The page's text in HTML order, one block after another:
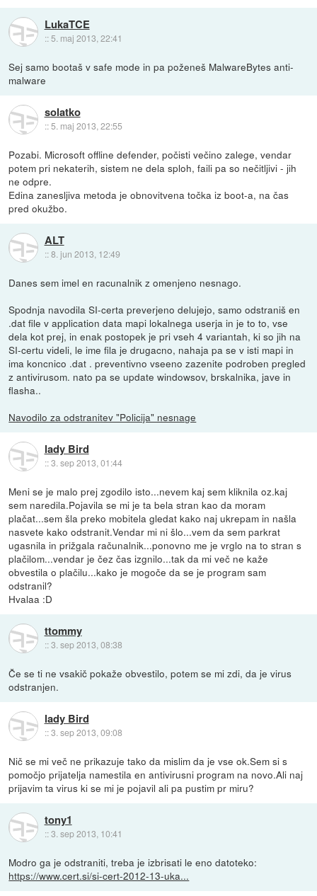
LukaTCE
:: 5. maj 2013, 22:41
Sej samo bootaš v safe mode in pa poženeš MalwareBytes anti-
malware
solatko
::5. maj 2013, 22:55
Pozabi. Microsoft offline defender, počisti večino zalege, vendar
potem pri nekaterih, sistem ne dela sploh, faili pa so nečitljivi - jih
ne odpre.
Edina zanesljiva metoda je obnovitvena točka iz boot-a, na čas
pred okužbo.
ALT
::8. jun 2013, 12:49
Danes sem imel en racunalnik z omenjeno nesnago.
Spodnja navodila SI-certa preverjeno delujejo, samo odstraniš en
.dat file v application data mapi lokalnega userja in je to to, vse
dela kot prej, in enak postopek je pri vseh 4 variantah, ki so jih na
SI-certu videli, le ime fila je drugacno, nahaja pa se v isti mapi in
ima koncnico .dat . preventivno vseeno zazenite podroben pregled
z antivirusom. nato pa se update windowsov, brskalnika, jave in
flasha..
Navodilo za odstranitev "Policija" nesnage
lady Bird
::3. sep 2013, 01:44
Meni se je malo prej zgodilo isto...nevem kaj sem kliknila oz.kaj
sem naredila.Pojavila se mi je ta bela stran kao da moram
plačat...sem šla preko mobitela gledat kako naj ukrepam in našla
nasvete kako odstranit.Vendar mi ni šlo...vem da sem parkrat
ugasnila in prižgala računalnik...ponovno me je vrglo na to stran s
plačilom...vendar je čez čas izgnilo...tak da mi več ne kaže
obvestila o plačilu...kako je mogoče da se je program sam
odstranil?
Hvalaa :D
ttommy
::3. sep 2013, 08:38
Če se ti ne vsakič pokaže obvestilo, potem se mi zdi, da je virus
odstranjen.
lady Bird
::3. sep 2013, 09:08
Nič se mi več ne prikazuje tako da mislim da je vse ok.Sem si s
pomočjo prijatelja namestila en antivirusni program na novo.Ali naj
prijavim ta virus ki se mi je pojavil ali pa pustim pr miru?
tony1
::3. sep 2013, 10:41
Modro ga je odstraniti, treba je izbrisati le eno datoteko:
https://www.cert.si/si-cert-2012-13-uka...